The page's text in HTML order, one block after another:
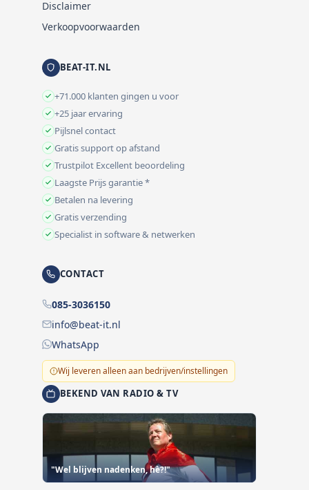
Disclaimer
Verkoopvoorwaarden
BEAT-IT.NL
+71.000 klanten gingen u voor
+25 jaar ervaring
Pijlsnel contact
Gratis support op afstand
Trustpilot Excellent beoordeling
Laagste Prijs garantie *
Betalen na levering
Gratis verzending
Specialist in software & netwerken
CONTACT
085-3036150
info@beat-it.nl
WhatsApp
Wij leveren alleen aan bedrijven/instellingen
BEKEND VAN RADIO & TV
"Wel blijven nadenken, hè?!"